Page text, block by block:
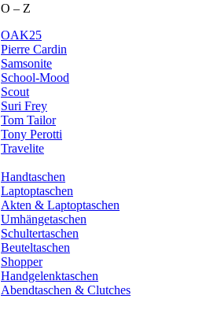
O – Z
OAK25
Pierre Cardin
Samsonite
School-Mood
Scout
Suri Frey
Tom Tailor
Tony Perotti
Travelite
Handtaschen
Laptoptaschen
Akten & Laptoptaschen
Umhängetaschen
Schultertaschen
Beuteltaschen
Shopper
Handgelenktaschen
Abendtaschen & Clutches